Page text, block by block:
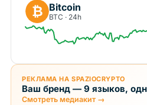
₿ Bitcoin
BTC · 24h
РЕКЛАМА НА SPAZIOCRYPTO
Ваш бренд — 9 языков,
Смотреть медиакит →